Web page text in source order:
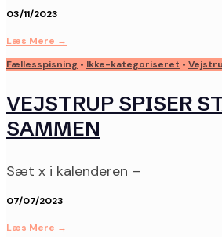
03/11/2023
Læs Mere →
Fællesspisning • Ikke-kategoriseret •
VEJSTRUP SPISER
SAMMEN
Sæt x i kalenderen –
07/07/2023
Læs Mere →